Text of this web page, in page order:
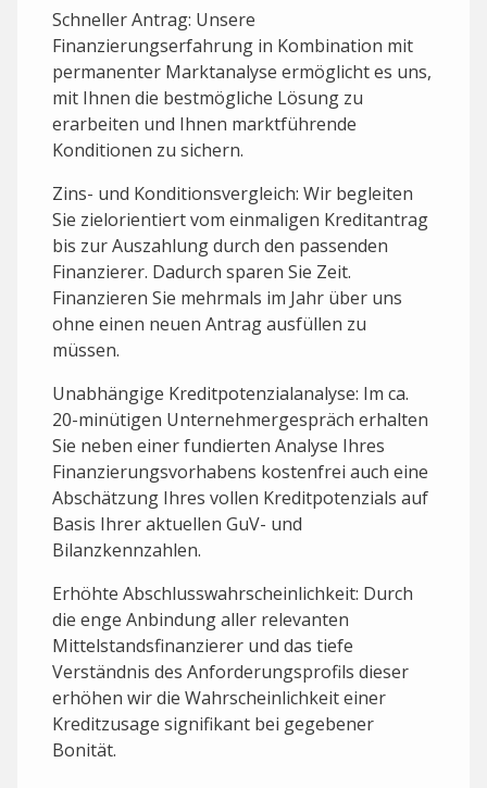
Schneller Antrag: Unsere
Finanzierungserfahrung in Kombination mit
permanenter Marktanalyse ermöglicht es uns,
mit Ihnen die bestmögliche Lösung zu
erarbeiten und Ihnen marktführende
Konditionen zu sichern.
Zins- und Konditionsvergleich: Wir begleiten
Sie zielorientiert vom einmaligen Kreditantrag
bis zur Auszahlung durch den passenden
Finanzierer. Dadurch sparen Sie Zeit.
Finanzieren Sie mehrmals im Jahr über uns
ohne einen neuen Antrag ausfüllen zu
müssen.
Unabhängige Kreditpotenzialanalyse: Im ca.
20-minütigen Unternehmergespräch erhalten
Sie neben einer fundierten Analyse Ihres
Finanzierungsvorhabens kostenfrei auch eine
Abschätzung Ihres vollen Kreditpotenzials auf
Basis Ihrer aktuellen GuV- und
Bilanzkennzahlen.
Erhöhte Abschlusswahrscheinlichkeit: Durch
die enge Anbindung aller relevanten
Mittelstandsfinanzierer und das tiefe
Verständnis des Anforderungsprofils dieser
erhöhen wir die Wahrscheinlichkeit einer
Kreditzusage signifikant bei gegebener
Bonität.